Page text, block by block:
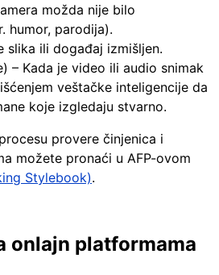
možda nije bilo
humor, parodija).
slika ili događaj izmišljen.
– Kada je video ili audio snimak
veštačke inteligencije da
koje izgledaju stvarno.
provere činjenica i
možete pronaći u AFP-ovom
Stylebook).
onlajn platformama